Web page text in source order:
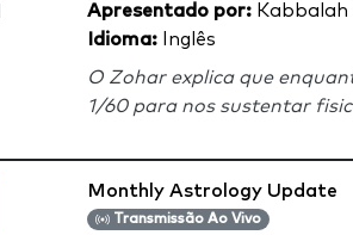
Apresentado por:
Idioma: Inglês
O Zohar explica que
1/60 para nos sustentar
Monthly Astrology Update
Transmissão Ao Vivo